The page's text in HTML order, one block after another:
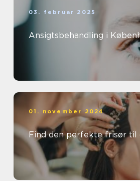
03. februar 2025
Ansigtsbehandling i
01. november 2024
Find den perfekte frisør til